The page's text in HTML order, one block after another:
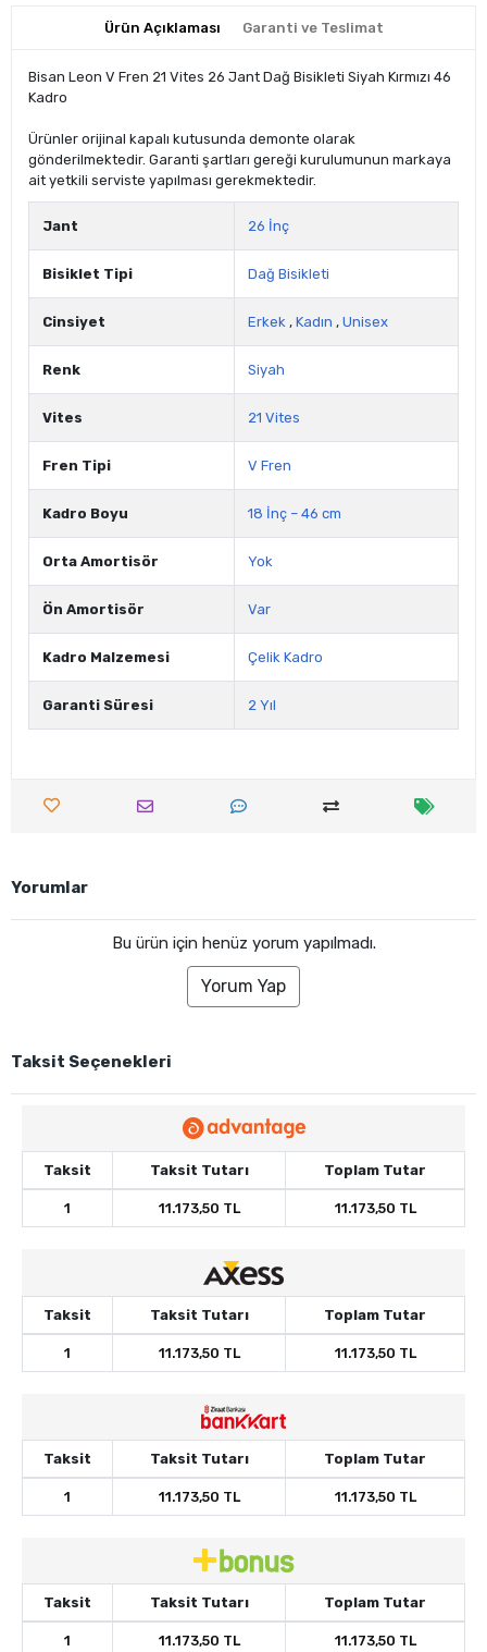
Ürün Açıklaması Garanti ve Teslimat
Bisan Leon V Fren 21 Vites 26 Jant Dağ Bisikleti Siyah Kırmızı 46
Kadro
Ürünler orijinal kapalı kutusunda demonte olarak
gönderilmektedir. Garanti şartları gereği kurulumunun markaya
ait yetkili serviste yapılması gerekmektedir.
Jant 26 İnç
Bisiklet Tipi Dağ Bisikleti
Cinsiyet Erkek , Kadın , Unisex
Renk Siyah
Vites 21 Vites
Fren Tipi V Fren
Kadro Boyu 18 İnç – 46 cm
Orta Amortisör Yok
Ön Amortisör Var
Kadro Malzemesi Çelik Kadro
Garanti Süresi 2 Yıl
Yorumlar
Bu ürün için henüz yorum yapılmadı.
Yorum Yap
Taksit Seçenekleri
Taksit Taksit Tutarı Toplam Tutar
1 11.173,50 TL 11.173,50 TL
Taksit Taksit Tutarı Toplam Tutar
1 11.173,50 TL 11.173,50 TL
Taksit Taksit Tutarı Toplam Tutar
1 11.173,50 TL 11.173,50 TL
Taksit Taksit Tutarı Toplam Tutar
1 11.173,50 TL 11.173,50 TL